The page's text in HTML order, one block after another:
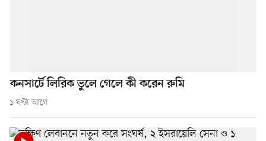
কনসার্টে লিরিক ভুলে গেলে কী করেন রুমি
১ ঘণ্টা আগে